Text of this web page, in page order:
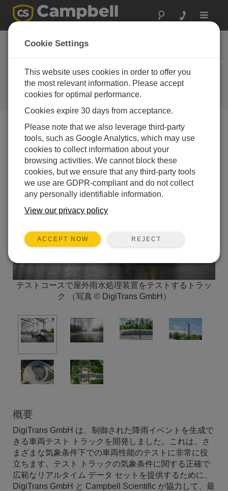
Toggle
オーストリア：自動
運転のための車両試
験場
自動運転車や運転支援車両のシス
テム性能の検証
テストコースで屋外雨水処理装置をテストするトラッ
ク （写真 © DigiTrans GmbH）
概要
DigiTrans GmbH は、制御された降雨イベントを生成で
きる車両テスト トラックを開発しました。これは、さ
まざまな気象条件下での車両性能のテストに非常に役
立ちます。テスト トラックの気象条件に関する正確で
広範なリアルタイム データ セットを提供するために、
DigiTrans GmbH と Campbell Scientific が協力して、最
Cookie Settings
This website uses cookies in order to offer you
the most relevant information. Please accept
cookies for optimal performance.
Cookies expire 30 days from acceptance.
Please note that we also leverage third-party
tools, such as Google Analytics, which may use
cookies to collect information about your
browsing activities. We cannot block these
cookies, but we ensure that any third-party tools
we use are GDPR-compliant and do not collect
any personally identifiable information.
View our privacy policy
ACCEPT NOW REJECT